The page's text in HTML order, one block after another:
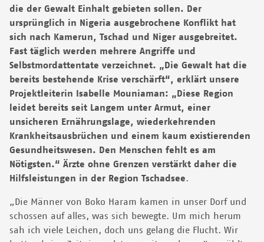
die der Gewalt Einhalt gebieten sollen. Der
ursprünglich in Nigeria ausgebrochene Konflikt hat
sich nach Kamerun, Tschad und Niger ausgebreitet.
Fast täglich werden mehrere Angriffe und
Selbstmordattentate verzeichnet. „Die Gewalt hat die
bereits bestehende Krise verschärft“, erklärt unsere
Projektleiterin Isabelle Mouniaman: „Diese Region
leidet bereits seit Langem unter Armut, einer
unsicheren Ernährungslage, wiederkehrenden
Krankheitsausbrüchen und einem kaum existierenden
Gesundheitswesen. Den Menschen fehlt es am
Nötigsten.“ Ärzte ohne Grenzen verstärkt daher die
Hilfsleistungen in der Region Tschadsee.
„Die Männer von Boko Haram kamen in unser Dorf und
schossen auf alles, was sich bewegte. Um mich herum
sah ich viele Leichen, doch uns gelang die Flucht. Wir